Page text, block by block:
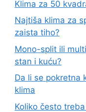
Klima za 50
Najtiša klima za
zaista tiho?
Mono-split ili
stan i kuću?
Da li se pokretna
klima
Koliko često